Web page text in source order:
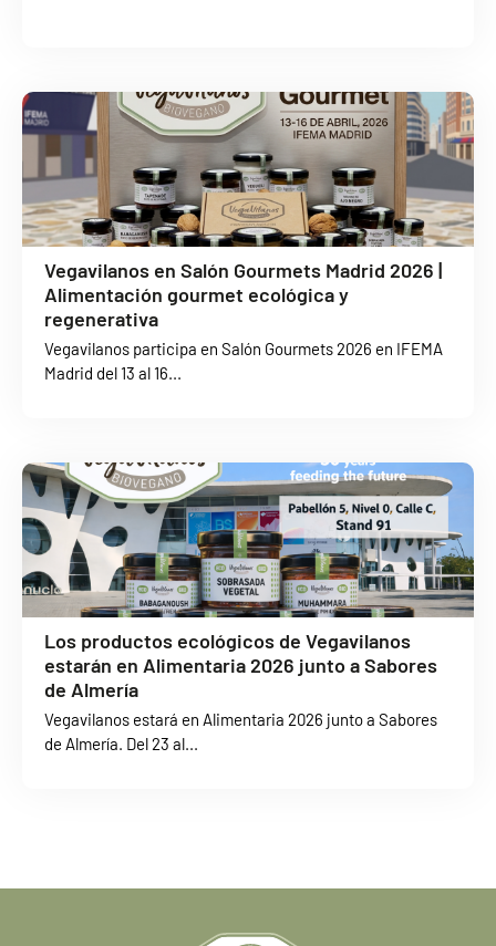
Vegavilanos en Salón Gourmets Madrid 2026 |
Alimentación gourmet ecológica y
regenerativa
Vegavilanos participa en Salón Gourmets 2026 en IFEMA
Madrid del 13 al 16...
Los productos ecológicos de Vegavilanos
estarán en Alimentaria 2026 junto a Sabores
de Almería
Vegavilanos estará en Alimentaria 2026 junto a Sabores
de Almería. Del 23 al...